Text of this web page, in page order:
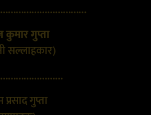
कुमार गुप्ता
सल्लाहकार)
प्रसाद गुप्ता